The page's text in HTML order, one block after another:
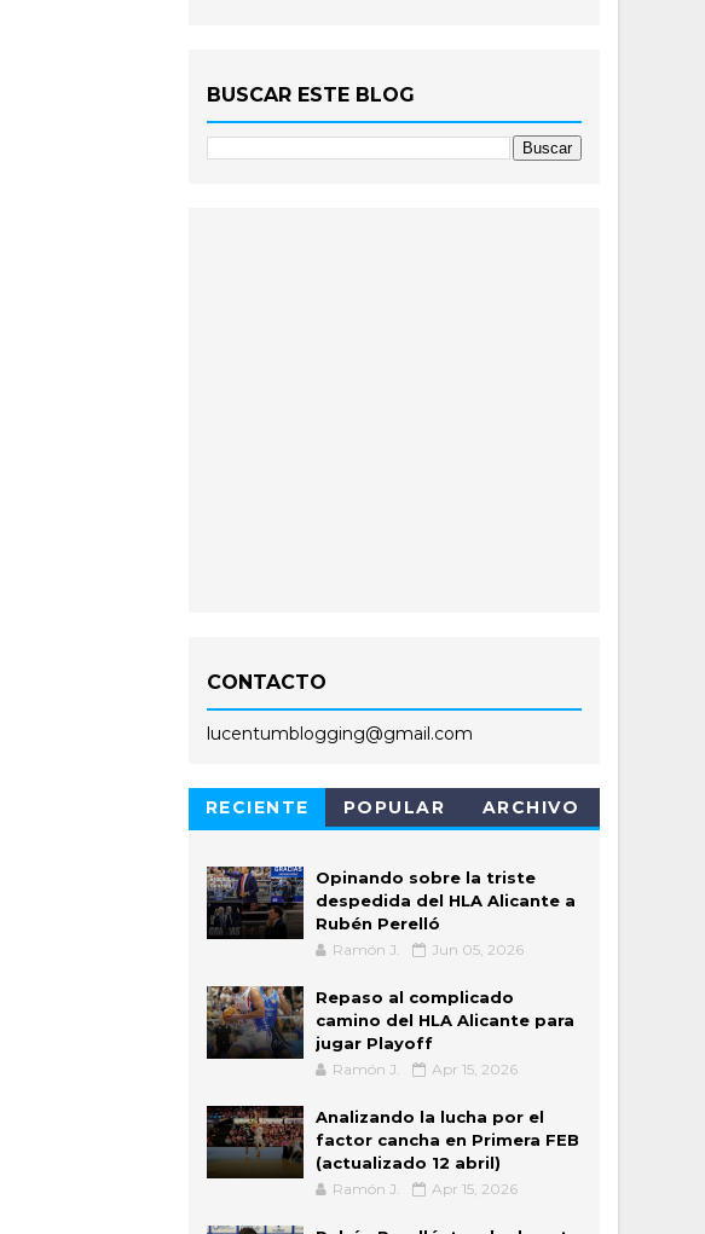
BUSCAR ESTE BLOG
CONTACTO
lucentumblogging@gmail.com
RECIENTE POPULAR ARCHIVO
Opinando sobre la triste
despedida del HLA Alicante a
Rubén Perelló
Ramón J. Jun 05, 2026
Repaso al complicado
camino del HLA Alicante para
jugar Playoff
Ramón J. Apr 15, 2026
Analizando la lucha por el
factor cancha en Primera FEB
(actualizado 12 abril)
Ramón J. Apr 15, 2026